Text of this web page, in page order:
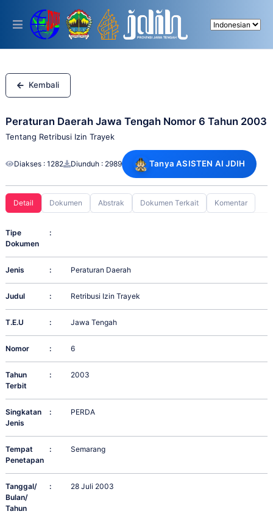
This
includes
accessibility
system.
Kembali
Peraturan Daerah Jawa Tengah Nomor 6 Tahun 2003
Tentang Retribusi Izin Trayek
Diakses : 1282 Diunduh : 2989 Tanya ASISTEN AI JDIH
Detail Dokumen Abstrak Dokumen Terkait Komentar
Tipe
Dokumen
:
Jenis : Peraturan Daerah
Judul : Retribusi Izin Trayek
T.E.U : Jawa Tengah
Nomor : 6
Tahun
Terbit
: 2003
Singkatan
Jenis
: PERDA
Tempat
Penetapan
: Semarang
Tanggal/
Bulan/
Tahun
: 28 Juli 2003